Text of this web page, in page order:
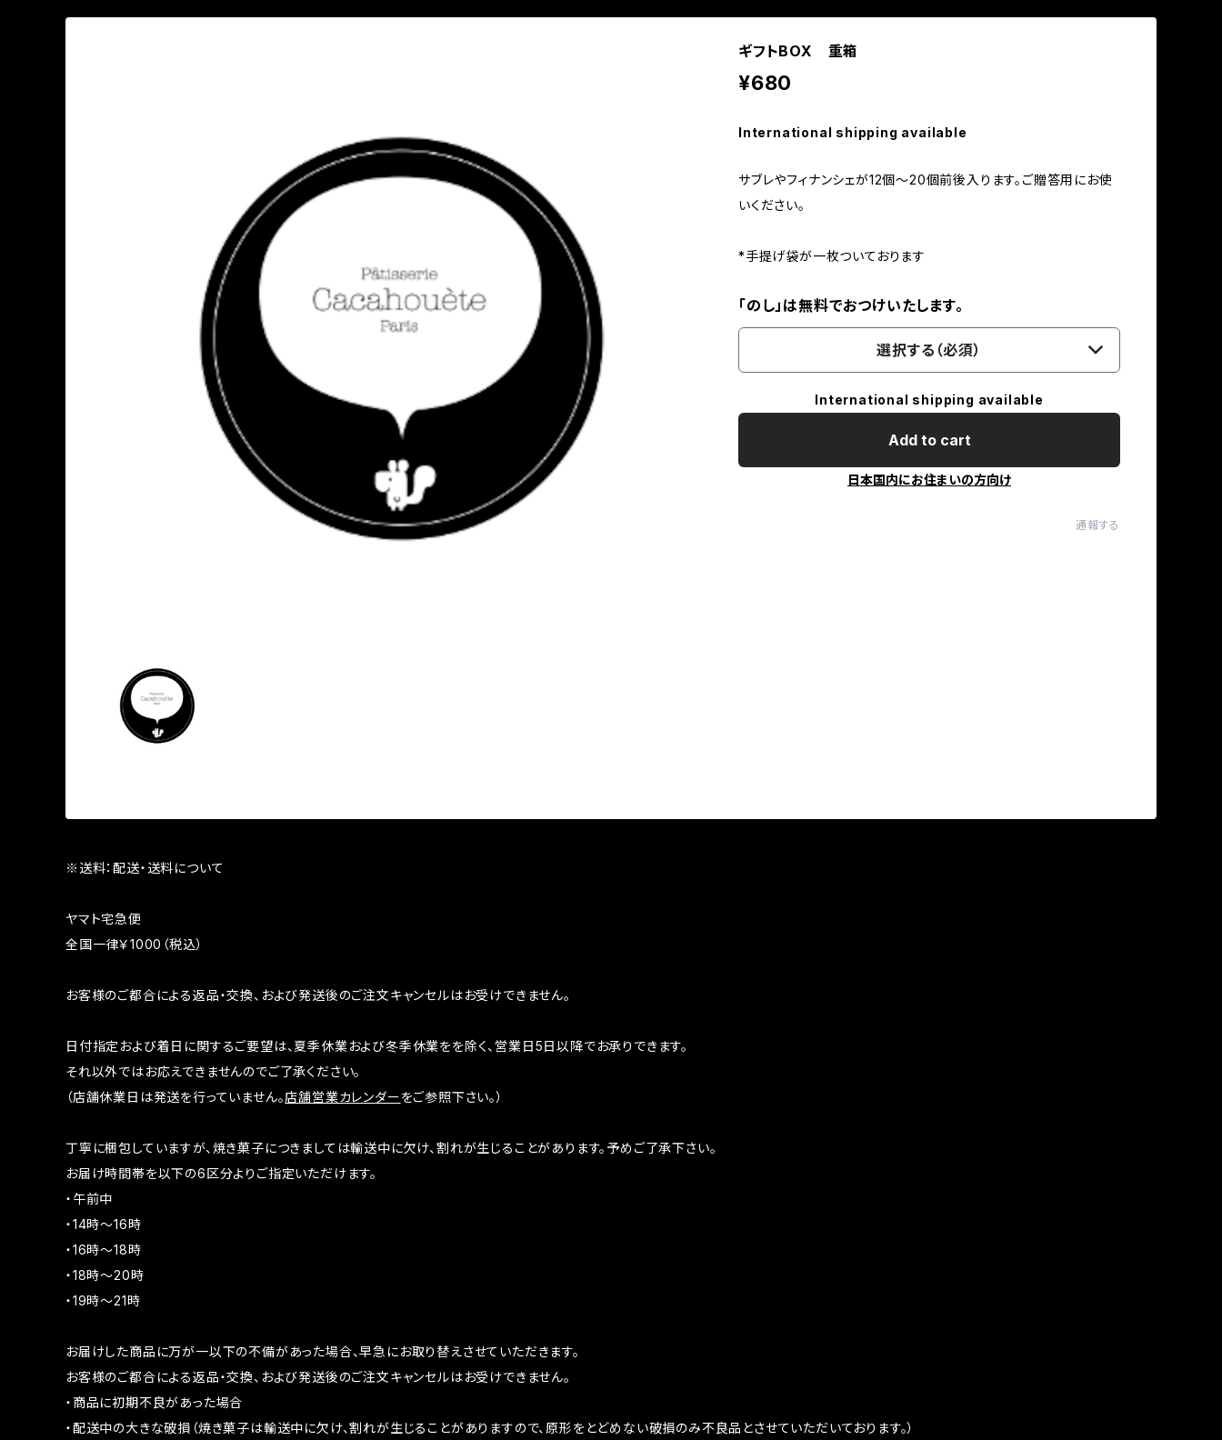
ギフトBOX 重箱
¥680
International shipping available
サブレやフィナンシェが12個～20個前後入ります。ご贈答用にお使
いください。
*手提げ袋が一枚ついております
「のし」は無料でおつけいたします。
選択する（必須）
International shipping available
Add to cart
日本国内にお住まいの方向け
通報する
※送料：配送・送料について
ヤマト宅急便
全国一律￥1000（税込）
お客様のご都合による返品・交換、および発送後のご注文キャンセルはお受けできません。
日付指定および着日に関するご要望は、夏季休業および冬季休業をを除く、営業日5日以降でお承りできます。
それ以外ではお応えできませんのでご了承ください。
（店舗休業日は発送を行っていません。店舗営業カレンダーをご参照下さい。）
丁寧に梱包していますが、焼き菓子につきましては輸送中に欠け、割れが生じることがあります。予めご了承下さい。
お届け時間帯を以下の6区分よりご指定いただけます。
・午前中
・14時～16時
・16時～18時
・18時～20時
・19時～21時
お届けした商品に万が一以下の不備があった場合、早急にお取り替えさせていただきます。
お客様のご都合による返品・交換、および発送後のご注文キャンセルはお受けできません。
・商品に初期不良があった場合
・配送中の大きな破損（焼き菓子は輸送中に欠け、割れが生じることがありますので、原形をとどめない破損のみ不良品とさせていただいております。）